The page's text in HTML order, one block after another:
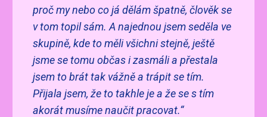
proč my nebo co já dělám špatně, člověk se
v tom topil sám. A najednou jsem seděla ve
skupině, kde to měli všichni stejně, ještě
jsme se tomu občas i zasmáli a přestala
jsem to brát tak vážně a trápit se tím.
Přijala jsem, že to takhle je a že se s tím
akorát musíme naučit pracovat.“